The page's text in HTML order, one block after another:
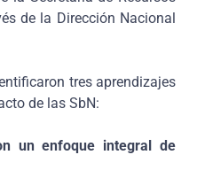
de la Dirección Nacional
tres aprendizajes
de las SbN:
un enfoque integral de